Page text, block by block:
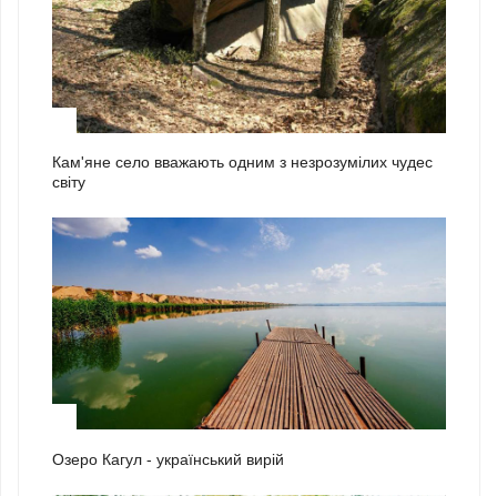
Кам'яне село вважають одним з незрозумілих чудес
світу
Озеро Кагул - український вирій